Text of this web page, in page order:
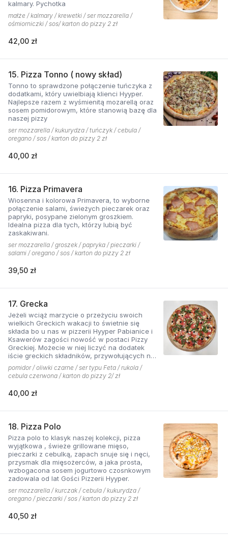
kalmary. Pychotka
małże / kalmary / krewetki / ser mozzarella /
ośmiorniczki / sos/ karton do pizzy 2 zł
42,00 zł
15. Pizza Tonno ( nowy skład)
Tonno to sprawdzone połączenie tuńczyka z
dodatkami, który uwielbiają klienci Hyyper.
Najlepsze razem z wyśmienitą mozarellą oraz
sosem pomidorowym, które stanowią bazę dla
naszej pizzy
ser mozzarella / kukurydza / tuńczyk / cebula /
oregano / sos / karton do pizzy 2 zł
40,00 zł
16. Pizza Primavera
Wiosenna i kolorowa Primavera, to wyborne
połączenie salami, świeżych pieczarek oraz
papryki, posypane zielonym groszkiem.
Idealna pizza dla tych, którzy lubią być
zaskakiwani.
ser mozzarella / groszek / papryka / pieczarki /
salami / oregano / sos / karton do pizzy 2 zł
39,50 zł
17. Grecka
Jeżeli wciąż marzycie o przeżyciu swoich
wielkich Greckich wakacji to świetnie się
składa bo u nas w pizzerii Hyyper Pabianice i
Ksawerów zagości nowość w postaci Pizzy
Greckiej. Możecie w niej liczyć na dodatek
iście greckich składników, przywołujących na
myśl piaszczyste plaże i ciepły klimat - ser
typu feta, którego oryginalny smak doskonale
współgra z przypieczoną czerwoną cebulką,
wyjątkowo greckiego charakteru. Jest to pizza
nie boją się poznawać nowych połączeń.
pomidor / oliwki czarne / ser typu Feta / rukola /
cebula czerwona / karton do pizzy 2/ zł
40,00 zł
18. Pizza Polo
Pizza polo to klasyk naszej kolekcji, pizza
wyjątkowa , świeże grillowane mięso,
pieczarki z cebulką, zapach snuje się i nęci,
przysmak dla mięsożerców, a jaka prosta,
wzbogacona sosem jogurtowo czosnkowym
zadowala od lat Gości Pizzerii Hyyper.
ser mozzarella / kurczak / cebula / kukurydza /
oregano / pieczarki / sos / karton do pizzy 2 zł
40,50 zł